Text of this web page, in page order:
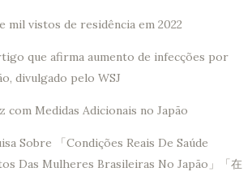
mil vistos de residência em 2022
que afirma aumento de infecções por
divulgado pelo WSJ
com Medidas Adicionais no Japão
Sobre 「Condições Reais De Saúde
Das Mulheres Brasileiras No Japão」「在